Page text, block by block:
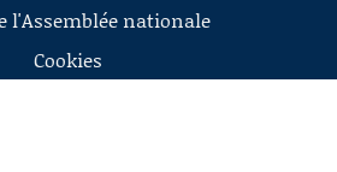
l'Assemblée nationale
Cookies